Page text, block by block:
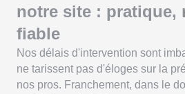
notre site : pratique,
fiable
Nos délais d'intervention sont
ne tarissent pas d'éloges sur la
nos pros. Franchement, dans le